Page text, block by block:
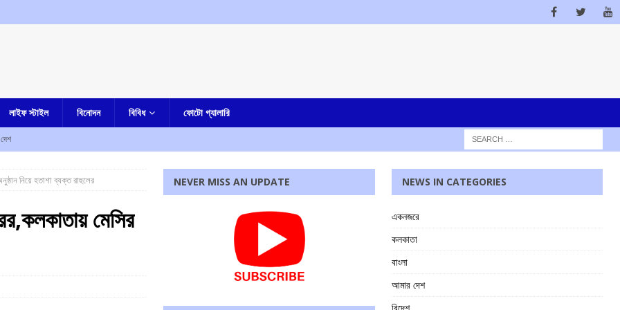
লাইফ স্টাইল বিনোদন বিবিধ ফোটো গ্যালারি
কর্মসূচির ডাক
কলকাতা
অভিযোগ কংগ্রেসের
উঠছে একাধিক প্রশ্ন
নিয়ে হতাশা ব্যক্ত রাহুলের
মেসির
NEVER MISS AN UPDATE NEWS IN CATEGORIES
একনজরে
কলকাতা
বাংলা
আমার দেশ